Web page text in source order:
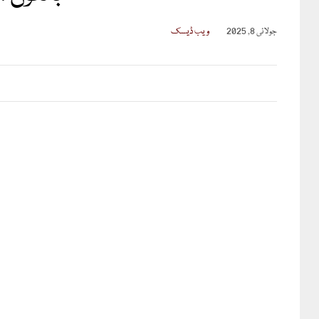
جولائی 8, 2025 ویب ڈیسک